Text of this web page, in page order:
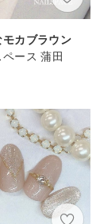
モカブラウン
ース 蒲田